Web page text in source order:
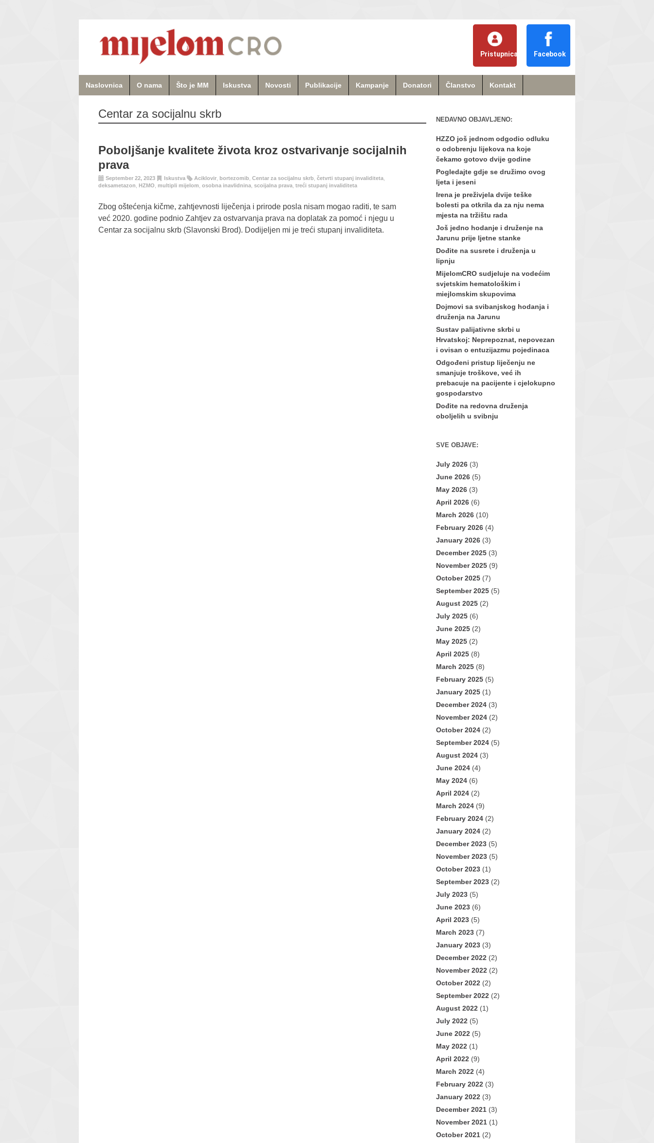
Pristupnica Facebook
Naslovnica O nama Što je MM Iskustva Novosti Publikacije Kampanje Donatori Članstvo Kontakt
Centar za socijalnu skrb
Poboljšanje kvalitete života kroz ostvarivanje socijalnih
prava
September 22, 2023 Iskustva Aciklovir bortezomib Centar za socijalnu skrb četvrti stupanj invaliditeta
deksametazon
HZMO multipli mijelom osobna inavlidnina scoijalna prava treći stupanj invaliditeta
Zbog oštećenja kičme, zahtjevnosti liječenja i prirode posla nisam mogao raditi, te sam
već 2020. godine podnio Zahtjev za ostvarvanja prava na doplatak za pomoć i njegu u
Centar za socijalnu skrb (Slavonski Brod). Dodijeljen mi je treći stupanj invaliditeta.
NEDAVNO OBJAVLJENO:
HZZO još jednom odgodio odluku
o odobrenju lijekova na koje
čekamo gotovo dvije godine
Pogledajte gdje se družimo ovog
ljeta i jeseni
Irena je preživjela dvije teške
bolesti pa otkrila da za nju nema
mjesta na tržištu rada
Još jedno hodanje i druženje na
Jarunu prije ljetne stanke
Dođite na susrete i druženja u
lipnju
MijelomCRO sudjeluje na vodećim
svjetskim hematološkim i
miejlomskim skupovima
Dojmovi sa svibanjskog hodanja i
druženja na Jarunu
Sustav palijativne skrbi u
Hrvatskoj: Neprepoznat, nepovezan
i ovisan o entuzijazmu pojedinaca
Odgođeni pristup liječenju ne
smanjuje troškove, već ih
prebacuje na pacijente i cjelokupno
gospodarstvo
Dođite na redovna druženja
oboljelih u svibnju
SVE OBJAVE:
July 2026 (3)
June 2026 (5)
May 2026 (3)
April 2026 (6)
March 2026 (10)
February 2026 (4)
January 2026 (3)
December 2025 (3)
November 2025 (9)
October 2025 (7)
September 2025 (5)
August 2025 (2)
July 2025 (6)
June 2025 (2)
May 2025 (2)
April 2025 (8)
March 2025 (8)
February 2025 (5)
January 2025 (1)
December 2024 (3)
November 2024 (2)
October 2024 (2)
September 2024 (5)
August 2024 (3)
June 2024 (4)
May 2024 (6)
April 2024 (2)
March 2024 (9)
February 2024 (2)
January 2024 (2)
December 2023 (5)
November 2023 (5)
October 2023 (1)
September 2023 (2)
July 2023 (5)
June 2023 (6)
April 2023 (5)
March 2023 (7)
January 2023 (3)
December 2022 (2)
November 2022 (2)
October 2022 (2)
September 2022 (2)
August 2022 (1)
July 2022 (5)
June 2022 (5)
May 2022 (1)
April 2022 (9)
March 2022 (4)
February 2022 (3)
January 2022 (3)
December 2021 (3)
November 2021 (1)
October 2021 (2)